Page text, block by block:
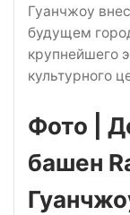
Гуанчжоу
будущем
крупнейшего
культурного
Фото |
башен